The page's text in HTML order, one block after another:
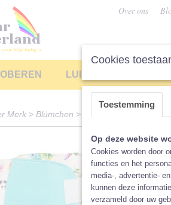
Over ons
LUIERS LEASEN
Merk > Blümchen >
€
Cookies
Toestemming
Op deze website
Cookies worden door
functies en het
media-, advertentie-
kunnen deze
verzameld door uw